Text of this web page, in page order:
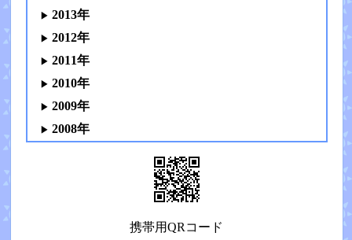
2013年
2012年
2011年
2010年
2009年
2008年
携帯用QRコード